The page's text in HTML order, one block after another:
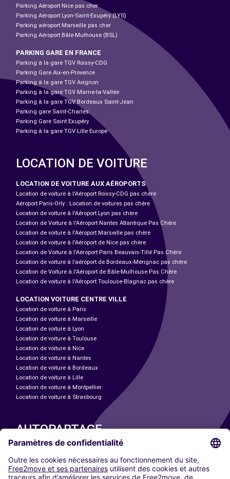
Parking Aéroport Nice pas cher
Parking Aéroport Lyon-Saint-Exupéry (LYS)
Parking aéroport Marseille pas cher
Parking Aéroport Bâle-Mulhouse (BSL)
PARKING GARE EN FRANCE
Parking à la gare TGV Roissy-CDG
Parking Gare Aix-en-Provence
Parking à la gare TGV Avignon
Parking à la gare TGV Marne-la-Vallée
Parking à la gare TGV Bordeaux Saint-Jean
Parking gare Saint-Charles
Parking Gare Saint Exupéry
Parking à la gare TGV Lille Europe
LOCATION DE VOITURE
LOCATION DE VOITURE AUX AÉROPORTS
Location de voiture à l'Aéroport Roissy-CDG pas chère
Aéroport Paris-Orly : Location de voitures pas chère
Location de voiture à l'Aéroport Lyon pas chère
Location de Voiture à l'Aéroport Nantes Atlantique Pas Chère
Location de voiture à l'Aéroport Marseille pas chère
Location de voiture à l'Aéroport de Nice pas chère
Location de Voiture à l'Aéroport Paris Beauvais-Tillé Pas Chère
Location de voiture à l’aéroport de Bordeaux-Mérignac pas chère
Location de Voiture à l'Aéroport de Bâle-Mulhouse Pas Chère
Location de voiture à l'Aéroport Toulouse-Blagnac pas chère
LOCATION VOITURE CENTRE VILLE
Location de voiture à Paris
Location de voiture à Marseille
Location de voiture à Lyon
Location de voiture à Toulouse
Location de voiture à Nice
Location de voiture à Nantes
Location de voiture à Bordeaux
Location de voiture à Lille
Location de voiture à Montpellier
Location de voiture à Strasbourg
AUTOPARTAGE
Paris
Madrid